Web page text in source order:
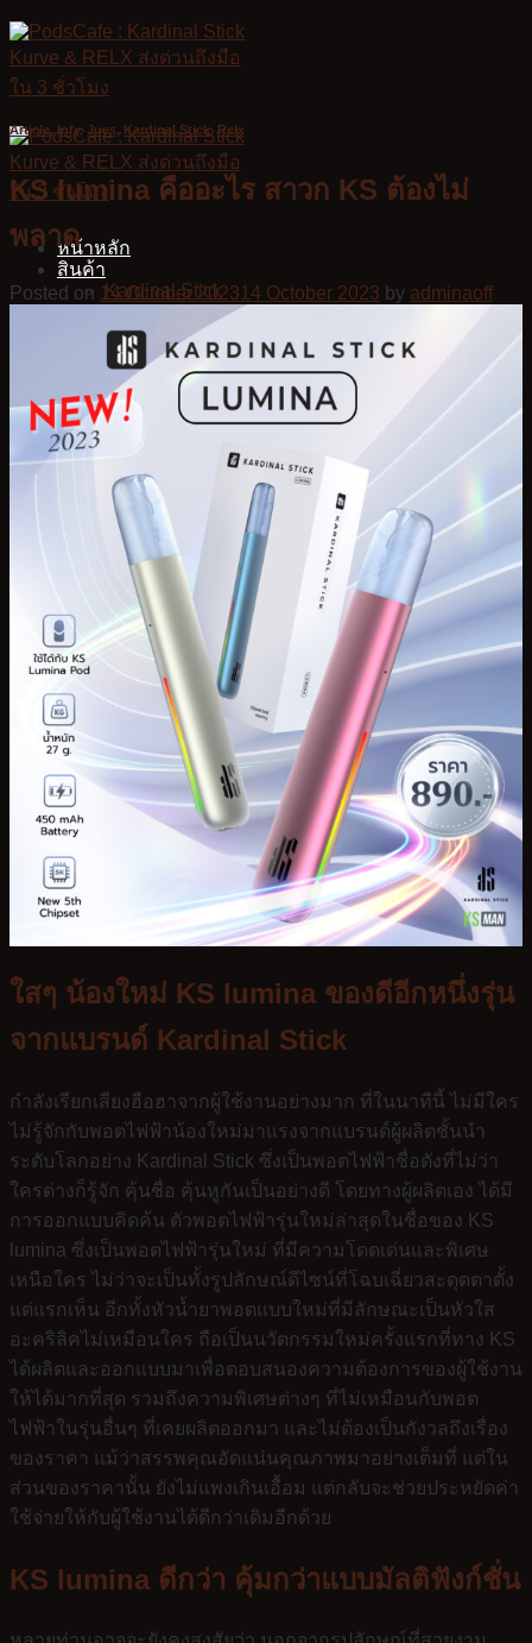
Skip
to
content
หน้าหลัก
สินค้า
Kardinal Stick
KS Quik
KS Lumina
KS Kurve Lite
KS Xense
Relx Infinity Plus
Jues
VMC
Kardinal Stick
KS Kurve
KS Quik 5000
KS Quik 2000
KS Quik 800
KS Lumina
KS Kurve Lite
KS Xense
Relx Infinity Plus
Relx Infinity
Relx Zero
Infy Series
VMC
บทความ
Article,Infy,Jues, Kardinal Stick,Relx
KS lumina คืออะไร สาวก KS ต้องไม่
พลาด
Posted on 14 October 202314 October 2023 by adminaoff
ใสๆ น้องใหม่ KS lumina ของดีอีกหนึ่งรุ่น
จากแบรนด์ Kardinal Stick
กำลังเรียกเสียงฮือฮาจากผู้ใช้งานอย่างมาก ที่ในนาทีนี้ ไม่มีใคร
ไม่รู้จักกับพอตไฟฟ้าน้องใหม่มาแรงจากแบรนด์ผู้ผลิตชั้นนำ
ระดับโลกอย่าง Kardinal Stick ซึ่งเป็นพอตไฟฟ้าชื่อดังที่ไม่ว่า
ใครต่างก็รู้จัก คุ้นชื่อ คุ้นหูกันเป็นอย่างดี โดยทางผู้ผลิตเอง ได้มี
การออกแบบคิดค้น ตัวพอตไฟฟ้ารุ่นใหม่ล่าสุดในชื่อของ KS
lumina ซึ่งเป็นพอตไฟฟ้ารุ่นใหม่ ที่มีความโดดเด่นและพิเศษ
เหนือใคร ไม่ว่าจะเป็นทั้งรูปลักษณ์ดีไซน์ที่โฉบเฉี่ยวสะดุดตาตั้ง
แต่แรกเห็น อีกทั้งหัวน้ำยาพอตแบบใหม่ที่มีลักษณะเป็นหัวใส
อะคริลิคไม่เหมือนใคร ถือเป็นนวัตกรรมใหม่ครั้งแรกที่ทาง KS
ได้ผลิตและออกแบบมาเพื่อตอบสนองความต้องการของผู้ใช้งาน
ให้ได้มากที่สุด รวมถึงความพิเศษต่างๆ ที่ไม่เหมือนกับพอต
ไฟฟ้าในรุ่นอื่นๆ ที่เคยผลิตออกมา และไม่ต้องเป็นกังวลถึงเรื่อง
ของราคา แม้ว่าสรรพคุณอัดแน่นคุณภาพมาอย่างเต็มที่ แต่ใน
ส่วนของราคานั้น ยังไม่แพงเกินเอื้อม แต่กลับจะช่วยประหยัดค่า
ใช้จ่ายให้กับผู้ใช้งานได้ดีกว่าเดิมอีกด้วย
KS lumina ดีกว่า คุ้มกว่าแบบมัลติฟังก์ชั่น